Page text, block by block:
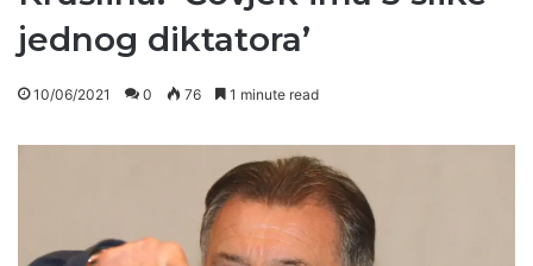
jednog diktatora’
10/06/2021 0 76 1 minute read